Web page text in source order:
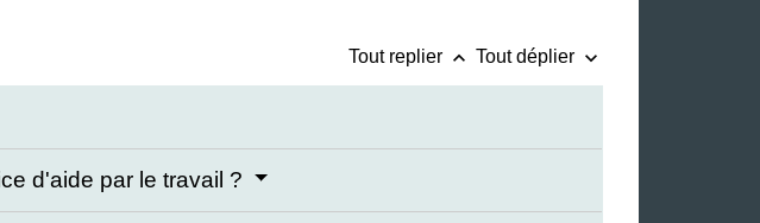
Tout replier keyboard_arrow_up Tout déplier keyboard_arrow_down
d'aide par le travail ?